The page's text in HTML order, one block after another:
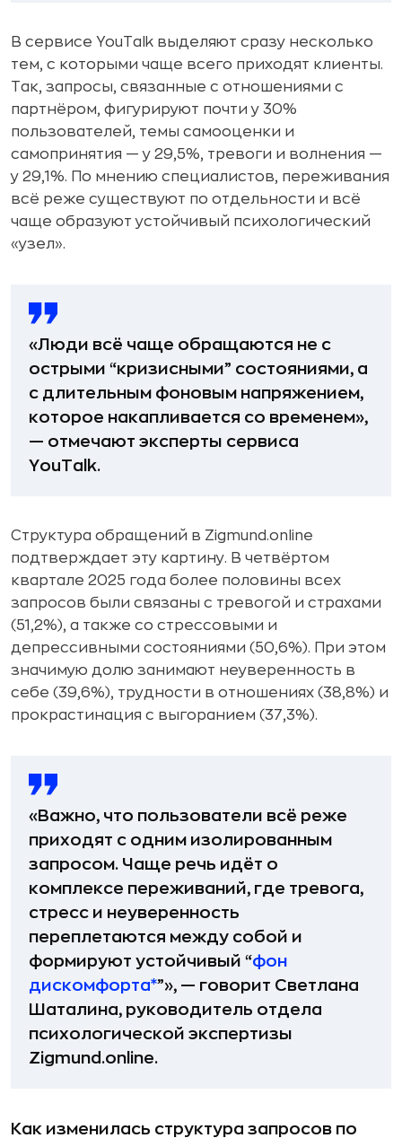
В сервисе YouTalk выделяют сразу несколько
тем, с которыми чаще всего приходят клиенты.
Так, запросы, связанные с отношениями с
партнёром, фигурируют почти у 30%
пользователей, темы самооценки и
самопринятия — у 29,5%, тревоги и волнения —
у 29,1%. По мнению специалистов, переживания
всё реже существуют по отдельности и всё
чаще образуют устойчивый психологический
«узел».
«Люди всё чаще обращаются не с
острыми “кризисными” состояниями, а
с длительным фоновым напряжением,
которое накапливается со временем»,
— отмечают эксперты сервиса
YouTalk.
Структура обращений в Zigmund.online
подтверждает эту картину. В четвёртом
квартале 2025 года более половины всех
запросов были связаны с тревогой и страхами
(51,2%), а также со стрессовыми и
депрессивными состояниями (50,6%). При этом
значимую долю занимают неуверенность в
себе (39,6%), трудности в отношениях (38,8%) и
прокрастинация с выгоранием (37,3%).
«Важно, что пользователи всё реже
приходят с одним изолированным
запросом. Чаще речь идёт о
комплексе переживаний, где тревога,
стресс и неуверенность
переплетаются между собой и
формируют устойчивый “фон
дискомфорта*”», — говорит Светлана
Шаталина, руководитель отдела
психологической экспертизы
Zigmund.online.
Как изменилась структура запросов по